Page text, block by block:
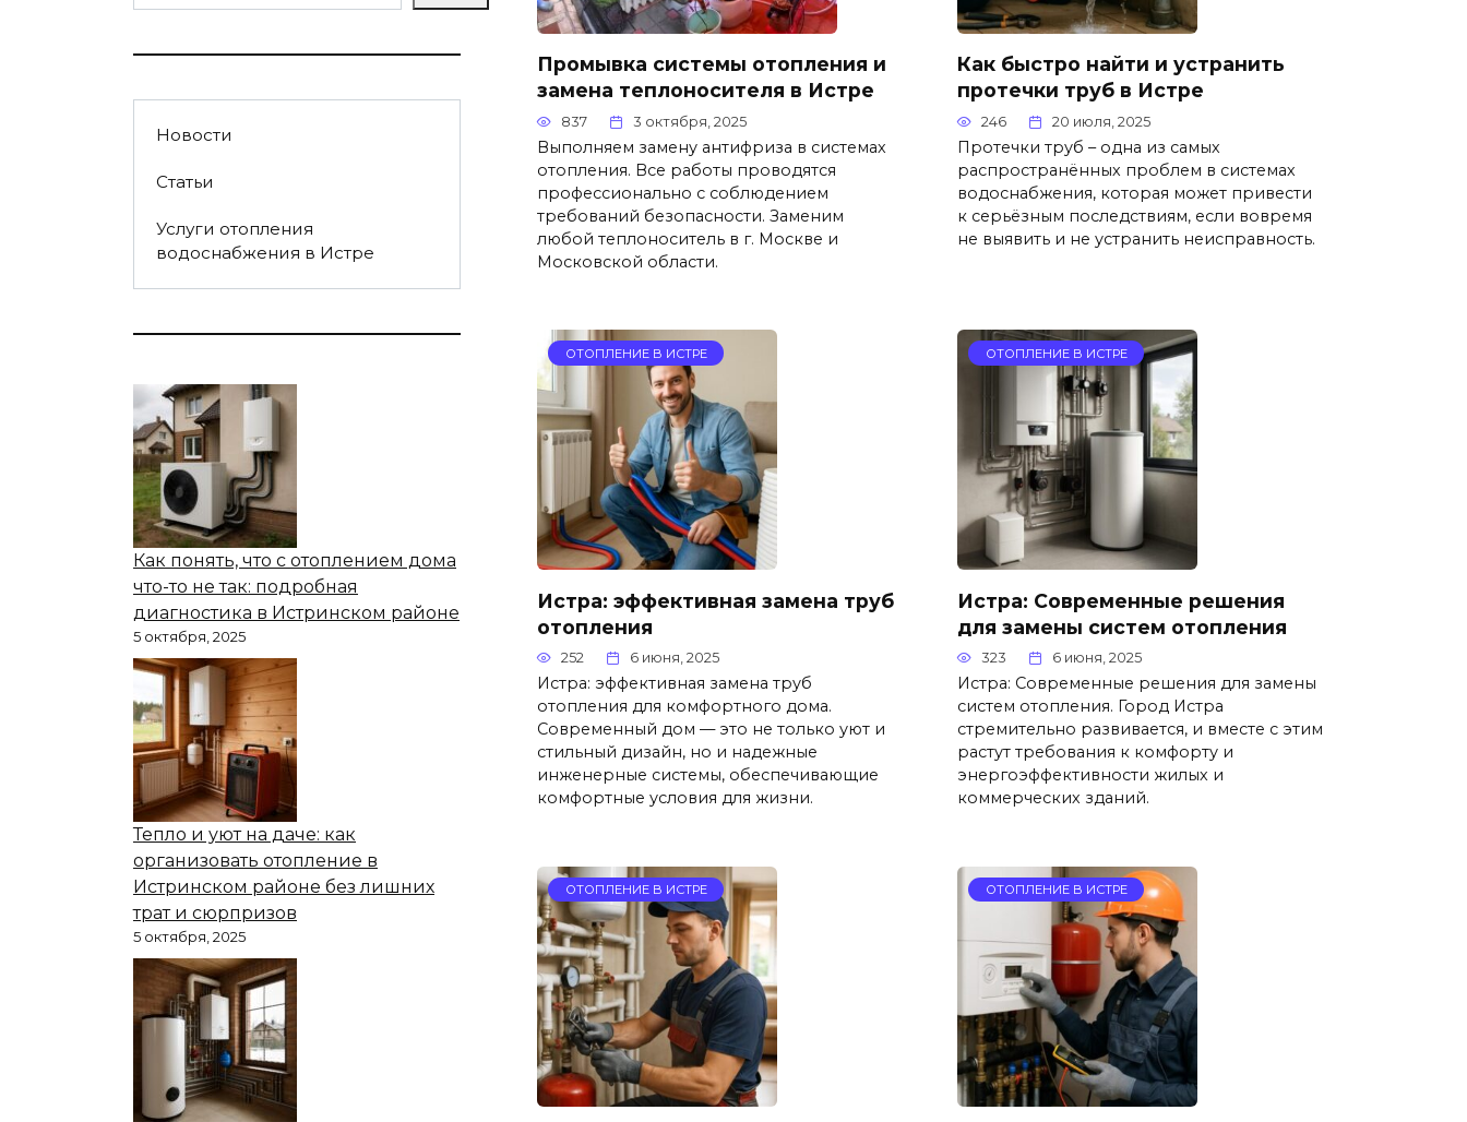
Промывка системы отопления и
замена теплоносителя в Истре
837 3 октября, 2025
Выполняем замену антифриза в системах
отопления. Все работы проводятся
профессионально с соблюдением
требований безопасности. Заменим
любой теплоноситель в г. Москве и
Московской области.
Как быстро найти и устранить
протечки труб в Истре
246 20 июля, 2025
Протечки труб – одна из самых
распространённых проблем в системах
водоснабжения, которая может привести
к серьёзным последствиям, если вовремя
не выявить и не устранить неисправность.
ОТОПЛЕНИЕ В ИСТРЕ
Истра: эффективная замена труб
отопления
252 6 июня, 2025
Истра: эффективная замена труб
отопления для комфортного дома.
Современный дом — это не только уют и
стильный дизайн, но и надежные
инженерные системы, обеспечивающие
комфортные условия для жизни.
ОТОПЛЕНИЕ В ИСТРЕ
Истра: Современные решения
для замены систем отопления
323 6 июня, 2025
Истра: Современные решения для замены
систем отопления. Город Истра
стремительно развивается, и вместе с этим
растут требования к комфорту и
энергоэффективности жилых и
коммерческих зданий.
ОТОПЛЕНИЕ В ИСТРЕ ОТОПЛЕНИЕ В ИСТРЕ
Новости
Статьи
Услуги отопления
водоснабжения в Истре
Как понять, что с отоплением дома
что-то не так: подробная
диагностика в Истринском районе
5 октября, 2025
Тепло и уют на даче: как
организовать отопление в
Истринском районе без лишних
трат и сюрпризов
5 октября, 2025